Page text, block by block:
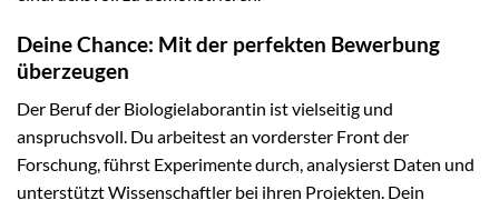
Deine Chance: Mit der perfekten Bewerbung
überzeugen
Der Beruf der Biologielaborantin ist vielseitig und
anspruchsvoll. Du arbeitest an vorderster Front der
Forschung, führst Experimente durch, analysierst Daten und
unterstützt Wissenschaftler bei ihren Projekten. Dein